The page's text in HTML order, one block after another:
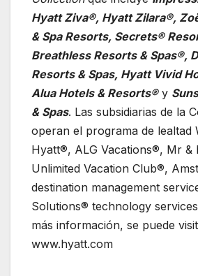
Hyatt Ziva®, Hyatt Zilara®,
& Spa Resorts, Secrets®
Breathless Resorts & Spas®,
Resorts & Spas, Hyatt Vivid
Alua Hotels & Resorts®y
& Spas. Las subsidiarias de la
operan el programa de lealtad
Hyatt®, ALG Vacations®, Mr &
Unlimited Vacation Club®,
destination management
Solutions® technology
más información, se puede
www.hyatt.com